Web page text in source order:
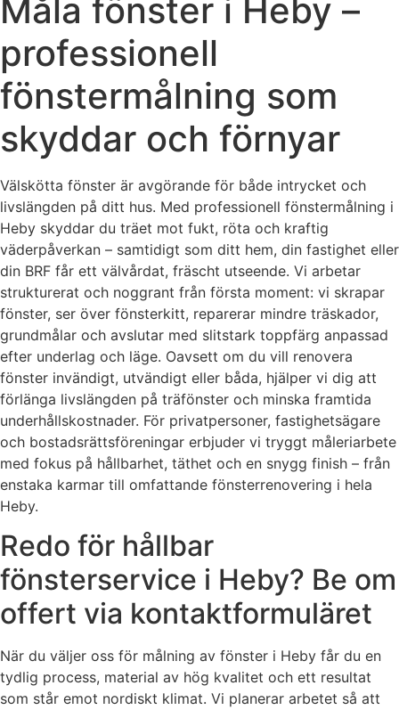
Måla fönster i Heby –
professionell
fönstermålning som
skyddar och förnyar
Välskötta fönster är avgörande för både intrycket och
livslängden på ditt hus. Med professionell fönstermålning i
Heby skyddar du träet mot fukt, röta och kraftig
väderpåverkan – samtidigt som ditt hem, din fastighet eller
din BRF får ett välvårdat, fräscht utseende. Vi arbetar
strukturerat och noggrant från första moment: vi skrapar
fönster, ser över fönsterkitt, reparerar mindre träskador,
grundmålar och avslutar med slitstark toppfärg anpassad
efter underlag och läge. Oavsett om du vill renovera
fönster invändigt, utvändigt eller båda, hjälper vi dig att
förlänga livslängden på träfönster och minska framtida
underhållskostnader. För privatpersoner, fastighetsägare
och bostadsrättsföreningar erbjuder vi tryggt måleriarbete
med fokus på hållbarhet, täthet och en snygg finish – från
enstaka karmar till omfattande fönsterrenovering i hela
Heby.
Redo för hållbar
fönsterservice i Heby? Be om
offert via kontaktformuläret
När du väljer oss för målning av fönster i Heby får du en
tydlig process, material av hög kvalitet och ett resultat
som står emot nordiskt klimat. Vi planerar arbetet så att